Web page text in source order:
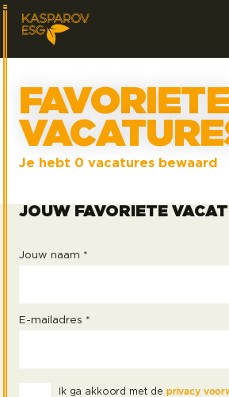
FAVORIETE
Je hebt 0 vacatures bewaard
JOUW FAVORIETE
Jouw naam *
E-mailadres *
Ik ga akkoord met de privacy